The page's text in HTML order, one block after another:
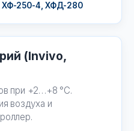
250-4, ХФД-280
(Invivo,
при +2…+8 °C.
воздуха и